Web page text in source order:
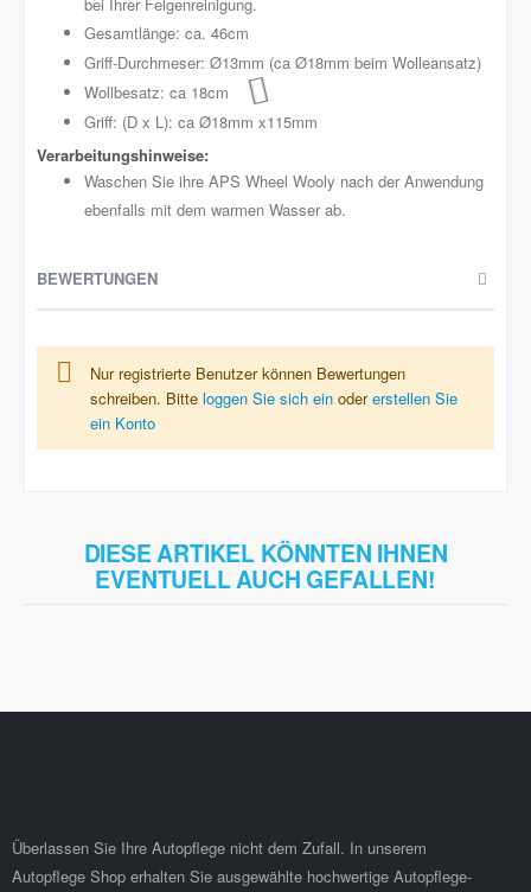
Gesamtlänge: ca. 46cm
Griff-Durchmeser: Ø13mm (ca Ø18mm beim Wolleansatz)
Wollbesatz: ca 18cm
Griff: (D x L): ca Ø18mm x115mm
Waschen Sie ihre APS Wheel Wooly nach der Anwendung
ebenfalls mit dem warmen Wasser ab.
BEWERTUNGEN
Nur registrierte Benutzer können Bewertungen
schreiben. Bitte loggen Sie sich ein odererstellen Sie
ein Konto
DIESE ARTIKEL KÖNNTEN IHNEN
EVENTUELL AUCH GEFALLEN!
Überlassen Sie Ihre Autopflege nicht dem Zufall. In unserem
Autopflege Shop erhalten Sie ausgewählte hochwertige Autopflege-